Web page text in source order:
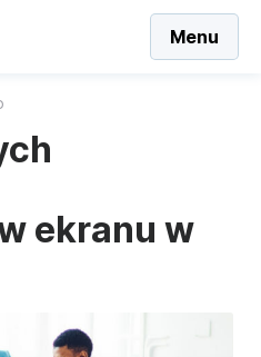
Menu
ekranu w